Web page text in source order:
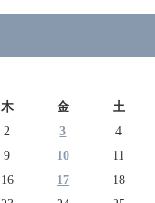
木 金
土
2 3
4
9 10
11
16 17
18